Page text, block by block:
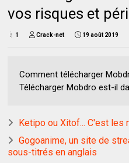
vos risques et
1 Crack-net 19 août 2019
Comment télécharger
Télécharger Mobdro est-il
Ketipo ou Xitof... C'est
Gogoanime, un site de
sous-titrés en anglais